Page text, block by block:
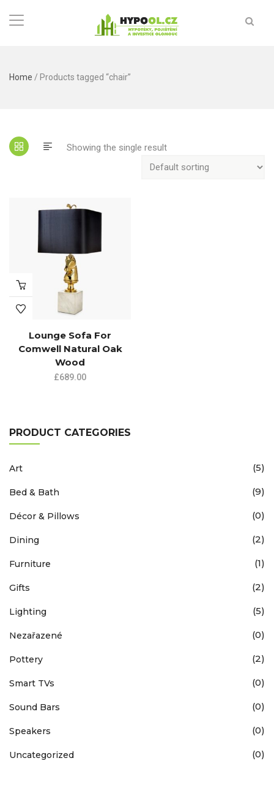
Home / Products tagged “chair”
Showing the single result
Lounge Sofa For
Comwell Natural Oak
Wood
£689.00
PRODUCT CATEGORIES
Art (5)
Bed & Bath (9)
Décor & Pillows (0)
Dining (2)
Furniture (1)
Gifts (2)
Lighting (5)
Nezařazené (0)
Pottery (2)
Smart TVs (0)
Sound Bars (0)
Speakers (0)
Uncategorized (0)